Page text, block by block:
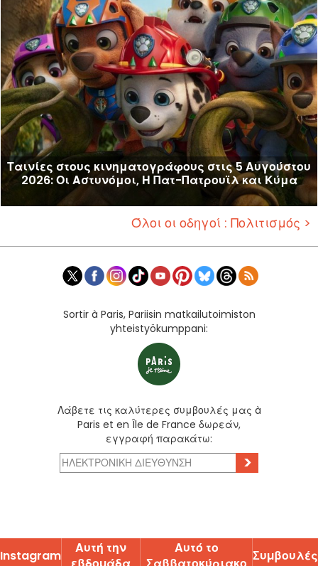
Ταινίες στους κινηματογράφους στις 5 Αυγούστου
2026: Οι Αστυνόμοι, Η Πατ-Πατρουϊλ και Κύμα
Όλοι οι οδηγοί : Πολιτισμός >
Sortir à Paris, Pariisin matkailutoimiston
yhteistyökumppani:
Λάβετε τις καλύτερες συμβουλές μας à
Paris et en Île de France δωρεάν,
εγγραφή παρακάτω:
>
Instagram
Αυτή την
Αυτό το
Ʃυµβουλές